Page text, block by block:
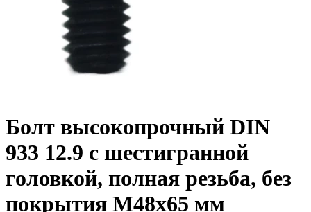
Болт высокопрочный DIN
933 12.9 с шестигранной
головкой, полная резьба, без
покрытия M48x65 мм